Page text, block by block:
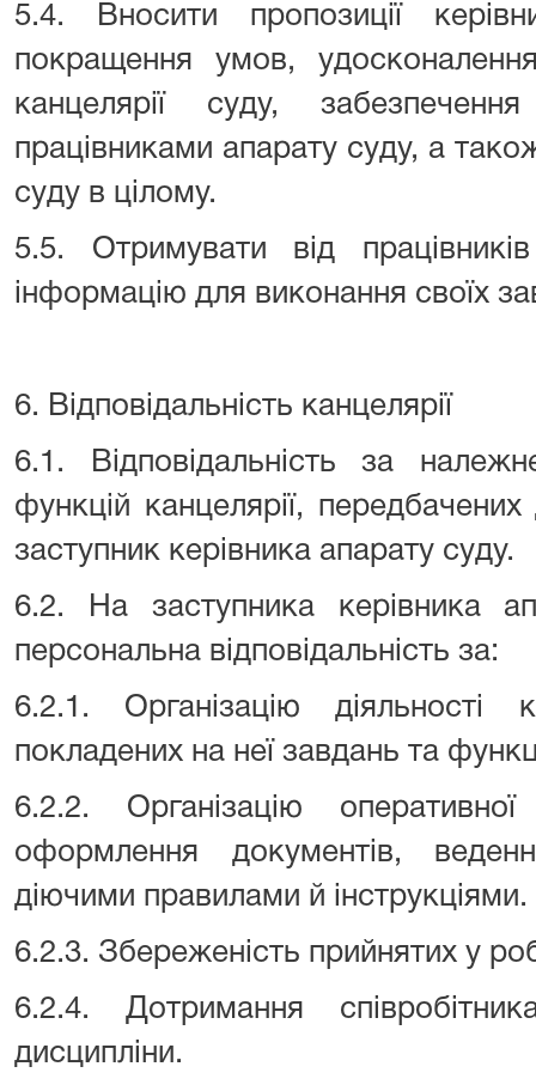
5.4. Вносити пропозиції
покращення умов,
канцелярії суду,
працівниками апарату суду, а
суду в цілому.
5.5. Отримувати від
інформацію для виконання своїх
6. Відповідальність канцелярії
6.1. Відповідальність за
функцій канцелярії,
заступник керівника апарату суду.
6.2. На заступника керівника
персональна відповідальність за:
6.2.1. Організацію діяльності
покладених на неї завдань та
6.2.2. Організацію
оформлення документів,
діючими правилами й інструкціями.
6.2.3. Збереженість прийнятих у
6.2.4. Дотримання
дисципліни.